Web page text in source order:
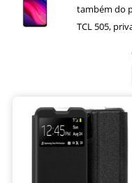
também do
TCL 505,